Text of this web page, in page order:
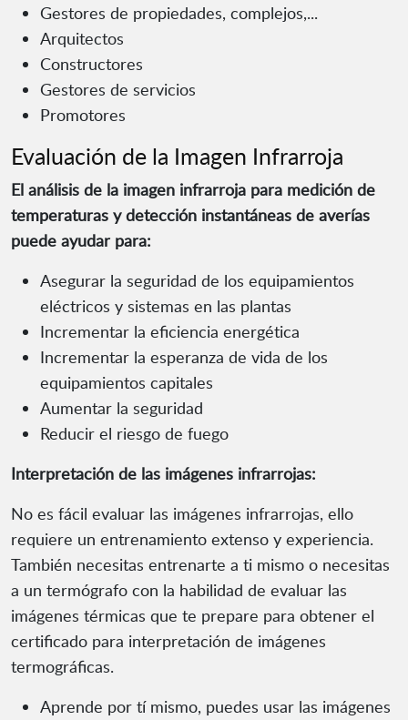
Gestores de propiedades, complejos,...
Arquitectos
Constructores
Gestores de servicios
Promotores
Evaluación de la Imagen Infrarroja
El análisis de la imagen infrarroja para medición de
temperaturas y detección instantáneas de averías
puede ayudar para:
Asegurar la seguridad de los equipamientos
eléctricos y sistemas en las plantas
Incrementar la eficiencia energética
Incrementar la esperanza de vida de los
equipamientos capitales
Aumentar la seguridad
Reducir el riesgo de fuego
Interpretación de las imágenes infrarrojas:
No es fácil evaluar las imágenes infrarrojas, ello
requiere un entrenamiento extenso y experiencia.
También necesitas entrenarte a ti mismo o necesitas
a un termógrafo con la habilidad de evaluar las
imágenes térmicas que te prepare para obtener el
certificado para interpretación de imágenes
termográficas.
Aprende por tí mismo, puedes usar las imágenes